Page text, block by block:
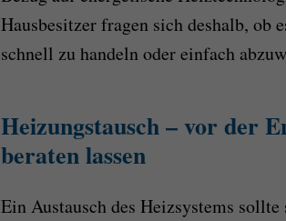
Hausbesitzer fragen sich deshalb, ob
schnell zu handeln oder einfach
Heizungstausch – vor der
beraten lassen
Ein Austausch des Heizsystems